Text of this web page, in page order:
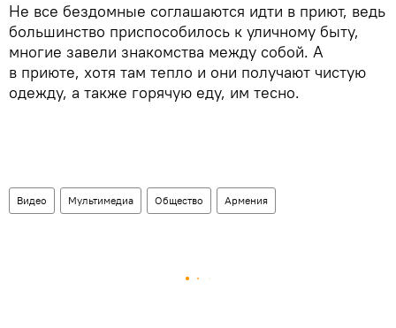
Не все бездомные соглашаются идти в приют, ведь
большинство приспособилось к уличному быту,
многие завели знакомства между собой. А
в приюте, хотя там тепло и они получают чистую
одежду, а также горячую еду, им тесно.
Видео Мультимедиа Общество Армения